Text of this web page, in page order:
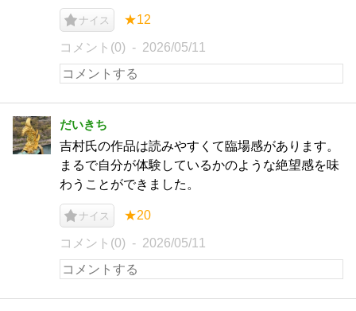
ナイス ★12
コメント(0) 2026/05/11
だいきち
吉村氏の作品は読みやすくて臨場感があります。
まるで自分が体験しているかのような絶望感を味
わうことができました。
ナイス ★20
コメント(0) 2026/05/11